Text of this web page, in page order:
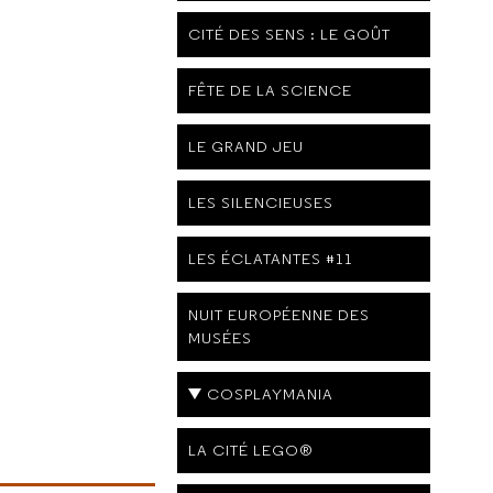
CITÉ DES SENS : LE GOÛT
FÊTE DE LA SCIENCE
LE GRAND JEU
LES SILENCIEUSES
LES ÉCLATANTES #11
NUIT EUROPÉENNE DES
MUSÉES
COSPLAYMANIA
LA CITÉ LEGO®